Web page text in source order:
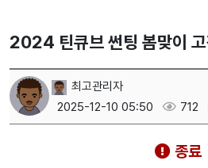
2024 틴큐브 썬팅 봄맞이 고
최고관리자
2025-12-10 05:50
712
종료